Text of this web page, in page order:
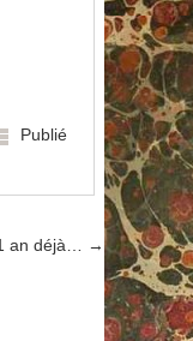
Publié
an déjà… →